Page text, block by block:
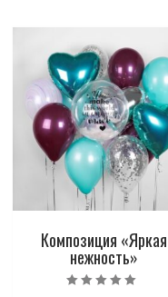
Композиция «Яркая
нежность»